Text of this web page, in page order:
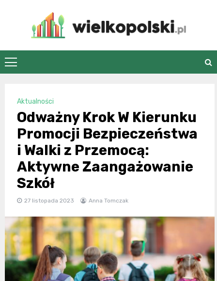
wielkopolski.pl
Aktualności
Odważny Krok W Kierunku
Promocji Bezpieczeństwa
i Walki z Przemocą:
Aktywne Zaangażowanie
Szkół
27 listopada 2023 Anna Tomczak